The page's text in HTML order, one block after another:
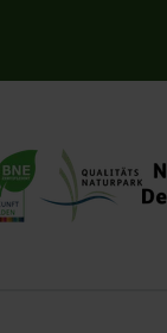
Zertifizierung
Qualitätsnaturpark